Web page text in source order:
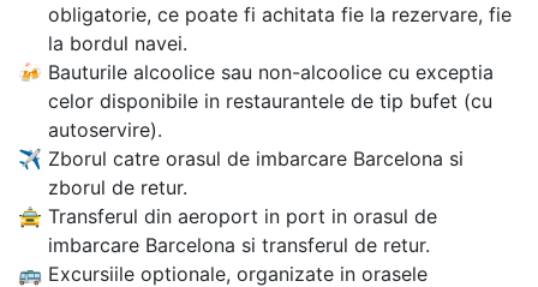
obligatorie, ce poate fi achitata fie la rezervare, fie
la bordul navei.
🍻 Bauturile alcoolice sau non-alcoolice cu exceptia
celor disponibile in restaurantele de tip bufet (cu
autoservire).
✈ Zborul catre orasul de imbarcare Barcelona si
zborul de retur.
🚖 Transferul din aeroport in port in orasul de
imbarcare Barcelona si transferul de retur.
🚌 Excursiile optionale, organizate in orasele